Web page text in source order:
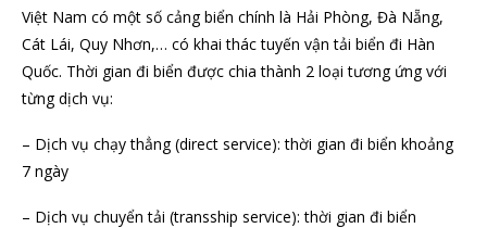
Việt Nam có một số cảng biển chính là Hải Phòng, Đà Nẵng,
Cát Lái, Quy Nhơn,… có khai thác tuyến vận tải biển đi Hàn
Quốc. Thời gian đi biển được chia thành 2 loại tương ứng với
từng dịch vụ:
– Dịch vụ chạy thẳng (direct service): thời gian đi biển khoảng
7 ngày
– Dịch vụ chuyển tải (transship service): thời gian đi biển